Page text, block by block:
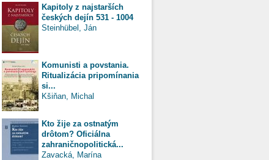
Kapitoly z najstarších
českých dejín 531 - 1004
Steinhübel, Ján
Komunisti a povstania.
Ritualizácia pripomínania
si...
Kšiňan, Michal
Kto žije za ostnatým
drôtom? Oficiálna
zahraničnopolitická...
Zavacká, Marína